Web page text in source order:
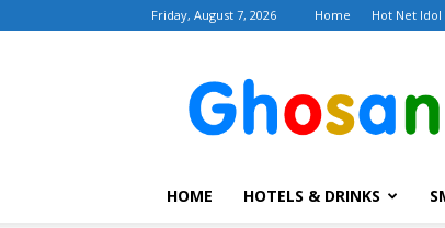
Friday, August 7, 2026 Home Hot Net Idol
โฆษณา
Google
Facebook
Line
HOME HOTELS & DRINKS